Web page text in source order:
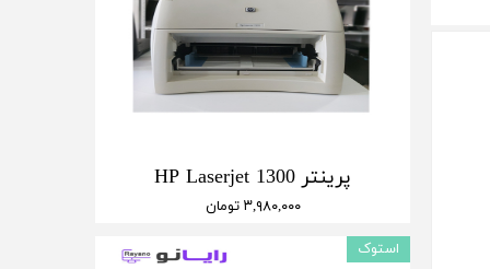
پرینتر HP Laserjet 1300
۳,۹۸۰,۰۰۰ تومان
استوک